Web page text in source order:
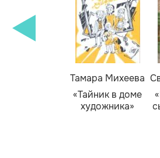
Тамара Михеева
«Тайник в доме
художника»